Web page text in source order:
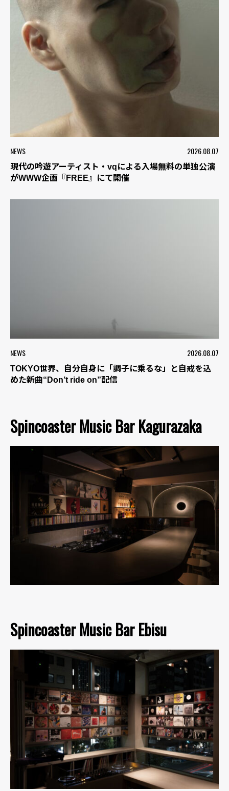
NEWS 2026.08.07
現代の吟遊アーティスト・vqによる入場無料の単独公演
がWWW企画『FREE』にて開催
NEWS 2026.08.07
TOKYO世界、自分自身に「調子に乗るな」と自戒を込
めた新曲“Don’t ride on”配信
Spincoaster Music Bar Kagurazaka
Spincoaster Music Bar Ebisu